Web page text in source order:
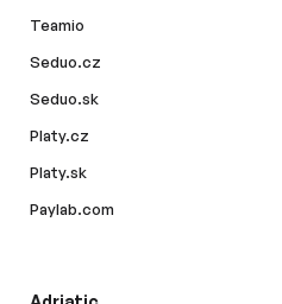
Teamio
Seduo.cz
Seduo.sk
Platy.cz
Platy.sk
Paylab.com